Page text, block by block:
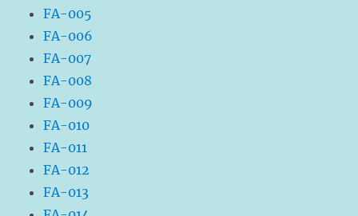
FA-005
FA-006
FA-007
FA-008
FA-009
FA-010
FA-011
FA-012
FA-013